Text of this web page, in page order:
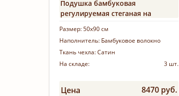
Подушка бамбуковая
регулируемая стеганая на
Размер:50х90 см
Наполнитель: Бамбуковое волокно
Ткань чехла:Сатин
На складе:
3 шт.
Цена 8470 руб.